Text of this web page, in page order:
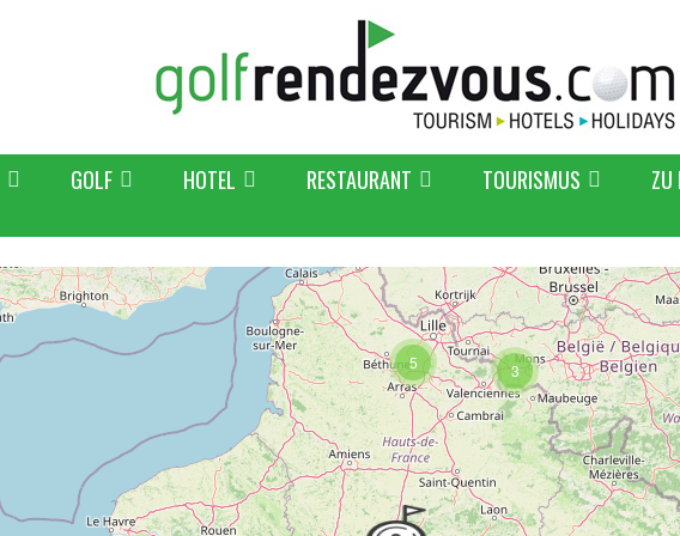
GOLF HOTEL RESTAURANT TOURISMUS ZU
3
5